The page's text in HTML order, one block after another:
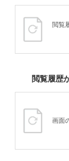
閲覧
閲覧履歴
画面